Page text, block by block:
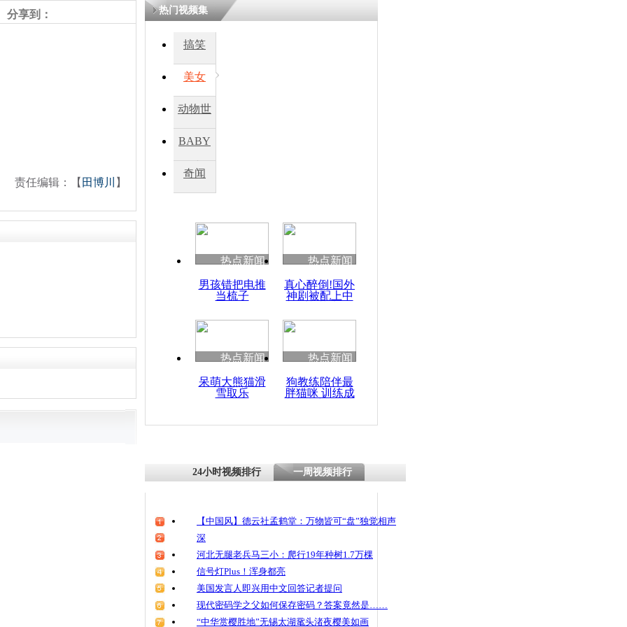
分享到：
责任编辑：【 田博川 】
热门视频集
搞笑
美女
动物世
BABY
秀
奇闻
热点新闻
男孩错把电推
当梳子
热点新闻
真心醉倒!国外
神剧被配上中
热点新闻
呆萌大熊猫滑
雪取乐
热点新闻
狗教练陪伴最
胖猫咪 训练成
24小时视频排行 一周视频排行
【中国风】德云社孟鹤堂：万物皆可“盘”独觉相声
深
河北无腿老兵马三小：爬行19年种树1.7万棵
信号灯Plus！浑身都亮
美国发言人即兴用中文回答记者提问
现代密码学之父如何保存密码？答案竟然是……
“中华赏樱胜地”无锡太湖鼋头渚夜樱美如画